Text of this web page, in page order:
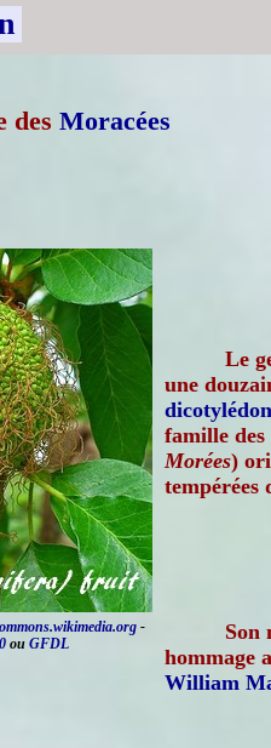
des Moracées
-
ou GFDL
Le
une
famille des
Morées)
tempérées
Son
hommage
William